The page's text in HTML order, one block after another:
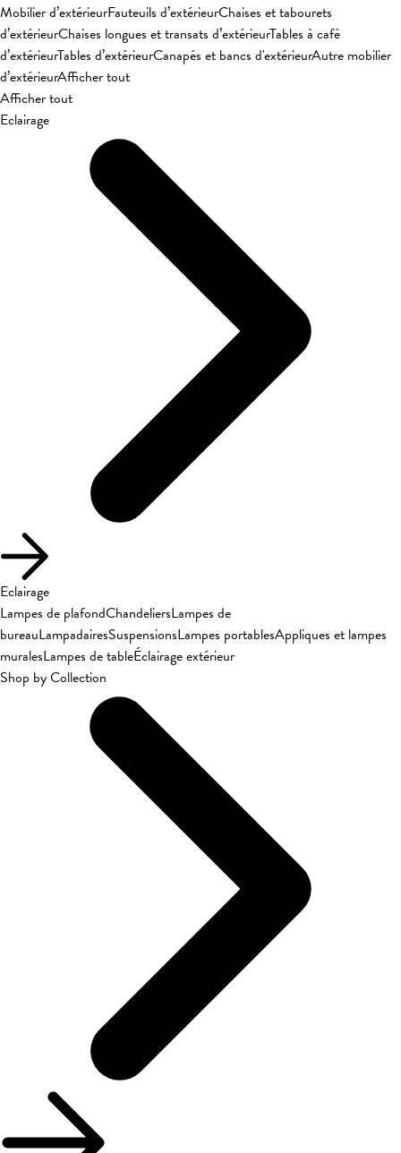
Mobilier d’extérieurFauteuils d’extérieurChaises et tabourets
d’extérieurChaises longues et transats d’extérieurTables à café
d’extérieurTables d’extérieurCanapés et bancs d'extérieurAutre mobilier
d’extérieurAfficher tout
Afficher tout
Eclairage
Eclairage
Lampes de plafondChandeliersLampes de
bureauLampadairesSuspensionsLampes portablesAppliques et lampes
muralesLampes de tableÉclairage extérieur
Shop by Collection